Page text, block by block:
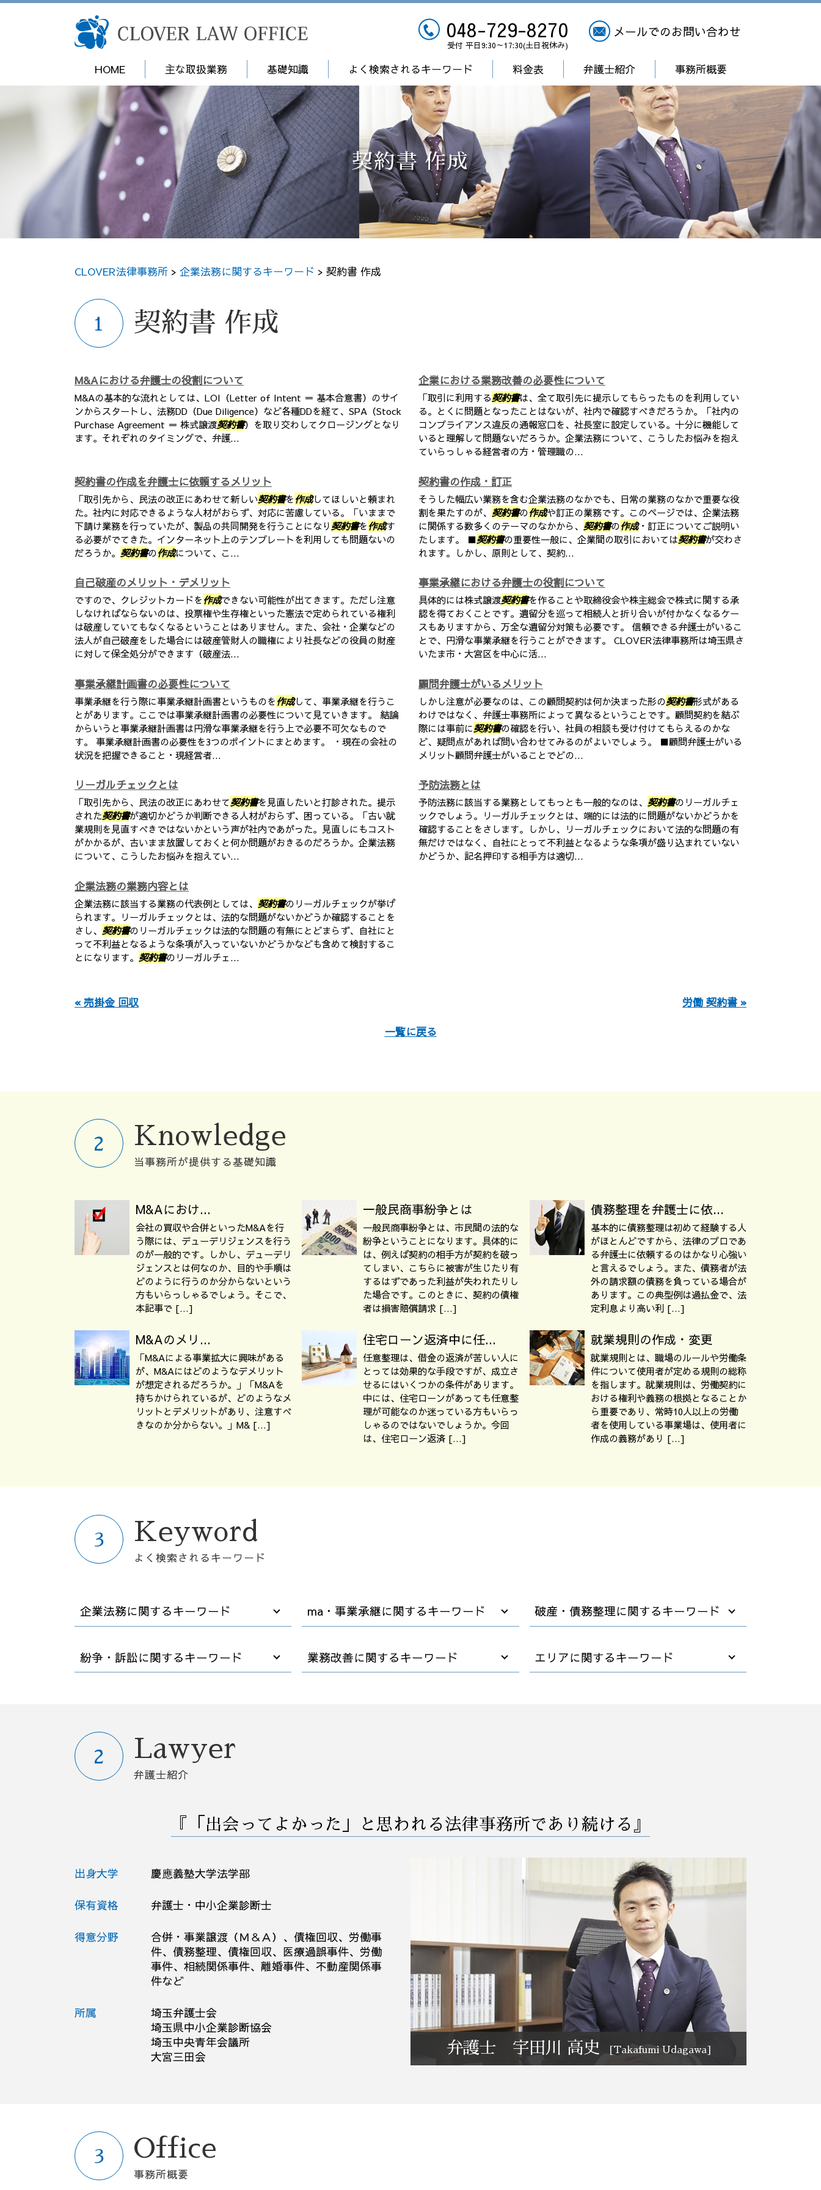
契約書 作成
048-729-8270
受付 平日9:30～17:30(土日祝休み)
メールでのお問い合わせ
HOME 主な取扱業務 基礎知識 よく検索されるキーワード 料金表 弁護士紹介 事務所概要
CLOVER法律事務所 > 企業法務に関するキーワード > 契約書 作成
契約書 作成
M&Aにおける弁護士の役割について
M&Aの基本的な流れとしては、LOI（Letter of Intent ＝ 基本合意書）のサイ
ンからスタートし、法務DD（Due Diligence）など各種DDを経て、SPA（Stock
Purchase Agreement ＝ 株式譲渡契約書）を取り交わしてクロージングとなり
ます。それぞれのタイミングで、弁護...
企業における業務改善の必要性について
「取引に利用する契約書は、全て取引先に提示してもらったものを利用してい
る。とくに問題となったことはないが、社内で確認すべきだろうか。「社内の
コンプライアンス違反の通報窓口を、社長室に設定している。十分に機能して
いると理解して問題ないだろうか。企業法務について、こうしたお悩みを抱え
ていらっしゃる経営者の方・管理職の...
契約書の作成を弁護士に依頼するメリット
「取引先から、民法の改正にあわせて新しい契約書を作成してほしいと頼まれ
た。社内に対応できるような人材がおらず、対応に苦慮している。「いままで
下請け業務を行っていたが、製品の共同開発を行うことになり契約書を作成す
る必要がでてきた。インターネット上のテンプレートを利用しても問題ないの
だろうか。 契約書の作成について、こ...
契約書の作成・訂正
そうした幅広い業務を含む企業法務のなかでも、日常の業務のなかで重要な役
割を果たすのが、 契約書の作成や訂正の業務です。このページでは、企業法務
に関係する数多くのテーマのなかから、 契約書の作成・訂正についてご説明い
たします。 ■契約書の重要性一般に、企業間の取引においては契約書が交わさ
れます。しかし、原則として、契約...
自己破産のメリット・デメリット
ですので、クレジットカードを作成できない可能性が出てきます。ただし注意
しなければならないのは、投票権や生存権といった憲法で定められている権利
は破産していてもなくなるということはありません。また、会社・企業などの
法人が自己破産をした場合には破産管財人の職権により社長などの役員の財産
に対して保全処分ができます（破産法...
事業承継における弁護士の役割について
具体的には株式譲渡契約書を作ることや取締役会や株主総会で株式に関する承
認を得ておくことです。遺留分を巡って相続人と折り合いが付かなくなるケー
スもありますから、万全な遺留分対策も必要です。 信頼できる弁護士がいるこ
とで、円滑な事業承継を行うことができます。 CLOVER法律事務所は埼玉県さ
いたま市・大宮区を中心に活...
事業承継計画書の必要性について
事業承継を行う際に事業承継計画書というものを作成して、事業承継を行うこ
とがあります。ここでは事業承継計画書の必要性について見ていきます。 結論
からいうと事業承継計画書は円滑な事業承継を行う上で必要不可欠なもので
す。 事業承継計画書の必要性を3つのポイントにまとめます。 ・現在の会社の
状況を把握できること・現経営者...
顧問弁護士がいるメリット
しかし注意が必要なのは、この顧問契約は何か決まった形の契約書形式がある
わけではなく、弁護士事務所によって異なるということです。顧問契約を結ぶ
際には事前に契約書の確認を行い、社員の相談も受け付けてもらえるのかな
ど、疑問点があれば問い合わせてみるのがよいでしょう。 ■顧問弁護士がいる
メリット顧問弁護士がいることでどの...
リーガルチェックとは
「取引先から、民法の改正にあわせて契約書を見直したいと打診された。提示
された契約書が適切かどうか判断できる人材がおらず、困っている。「古い就
業規則を見直すべきではないかという声が社内であがった。見直しにもコスト
がかかるが、古いまま放置しておくと何か問題がおきるのだろうか。企業法務
について、こうしたお悩みを抱えてい...
予防法務とは
予防法務に該当する業務としてもっとも一般的なのは、 契約書のリーガルチェ
ックでしょう。リーガルチェックとは、端的には法的に問題がないかどうかを
確認することをさします。しかし、リーガルチェックにおいて法的な問題の有
無だけではなく、自社にとって不利益となるような条項が盛り込まれていない
かどうか、記名押印する相手方は適切...
企業法務の業務内容とは
企業法務に該当する業務の代表例としては、 契約書のリーガルチェックが挙げ
られます。リーガルチェックとは、法的な問題がないかどうか確認することを
さし、 契約書のリーガルチェックは法的な問題の有無にとどまらず、自社にと
って不利益となるような条項が入っていないかどうかなども含めて検討するこ
とになります。 契約書のリーガルチェ...
« 売掛金 回収 労働 契約書 »
一覧に戻る
Knowledge
当事務所が提供する基礎知識
M&Aにおけ...
会社の買収や合併といったM&Aを行
う際には、デューデリジェンスを行う
のが一般的です。しかし、デューデリ
ジェンスとは何なのか、目的や手順は
どのように行うのか分からないという
方もいらっしゃるでしょう。そこで、
本記事で […]
一般民商事紛争とは
一般民商事紛争とは、市民間の法的な
紛争ということになります。具体的に
は、例えば契約の相手方が契約を破っ
てしまい、こちらに被害が生じたり有
するはずであった利益が失われたりし
た場合です。このときに、契約の債権
者は損害賠償請求 […]
債務整理を弁護士に依...
基本的に債務整理は初めて経験する人
がほとんどですから、法律のプロであ
る弁護士に依頼するのはかなり心強い
と言えるでしょう。また、債務者が法
外の請求額の債務を負っている場合が
あります。この典型例は過払金で、法
定利息より高い利 […]
M&Aのメリ...
「M&Aによる事業拡大に興味がある
が、M&Aにはどのようなデメリット
が想定されるだろうか。」「M&Aを
持ちかけられているが、どのようなメ
リットとデメリットがあり、注意すべ
きなのか分からない。」M& […]
住宅ローン返済中に任...
任意整理は、借金の返済が苦しい人に
とっては効果的な手段ですが、成立さ
せるにはいくつかの条件があります。
中には、住宅ローンがあっても任意整
理が可能なのか迷っている方もいらっ
しゃるのではないでしょうか。今回
は、住宅ローン返済 […]
就業規則の作成・変更
就業規則とは、職場のルールや労働条
件について使用者が定める規則の総称
を指します。就業規則は、労働契約に
おける権利や義務の根拠となることか
ら重要であり、常時10人以上の労働
者を使用している事業場は、使用者に
作成の義務があり […]
Keyword
よく検索されるキーワード
企業法務に関するキーワード
カスタマー ハラスメント
中小企業 法務
顧問弁護士 社員の相談
顧問弁護士 企業
就業規則 不利益変更
法務 コンプライアンス
顧問弁護士 メリット
企業法務 顧問弁護士
会社 顧問弁護士
売掛金 回収
ma・事業承継に関するキーワード
m&a 費用
m&a メリット デメリット
m&a 流れ
m&a 株式 譲渡
破産・債務整理に関するキーワード
自己破産 法律相談
債務者 破産
社長 自己破産
自己破産 退職金
借金 債務整理 悩み 相談
企業 破産
債務整理 官報 期間
借金 債務整理 事務所
紛争・訴訟に関するキーワード
懲戒解雇 処分
会社 解雇 通告
解雇 リスク
解雇 方法
労働審判 申し立て
企業 紛争
不良債権 回収
労働審判 とは
債務不履行 損害賠償
セクハラ 相談
業務改善に関するキーワード
業務 プロセス 改善
中小企業 業務改善
業務環境 改善
エリアに関するキーワード
事業承継 弁護士相談 さいたま市
予防法務 弁護士相談 群馬県
業務改善 弁護士相談 茨城県
破産 弁護士相談 栃木県
予防法務 弁護士相談 栃木県
M&A 弁護士相談 埼玉県
M&A 弁護士相談 さいたま市
リーガルチェック 弁護士相談 大宮区
業務改善 弁護士相談 大宮区
破産 弁護士相談 大宮区
業務改善 弁護士相談 栃木県
Lawyer
弁護士紹介
『「出会ってよかった」と思われる法律事務所であり続ける』
弁護士 宇田川 高史 [Takafumi Udagawa]
出身大学 慶應義塾大学法学部
保有資格 弁護士・中小企業診断士
得意分野
合併・事業譲渡（Ｍ＆Ａ）、債権回収、労働事
件、債務整理、債権回収、医療過誤事件、労働
事件、相続関係事件、離婚事件、不動産関係事
件など
所属
埼玉弁護士会
埼玉県中小企業診断協会
埼玉中央青年会議所
大宮三田会
Office
事務所概要